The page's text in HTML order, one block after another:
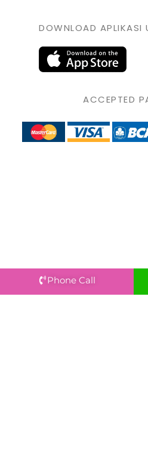
DOWNLOAD APLIKASI
ACCEPTED
Phone Call